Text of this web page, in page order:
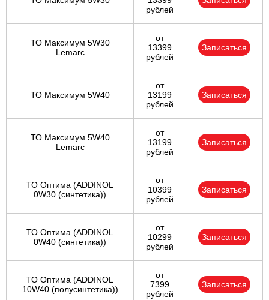
рублей
ТО Максимум 5W30
Lemarc
от
13399
рублей
Записаться
ТО Максимум 5W40
от
13199
рублей
Записаться
ТО Максимум 5W40
Lemarc
от
13199
рублей
Записаться
ТО Оптима (ADDINOL
0W30 (синтетика))
от
10399
рублей
Записаться
ТО Оптима (ADDINOL
0W40 (синтетика))
от
10299
рублей
Записаться
ТО Оптима (ADDINOL
10W40 (полусинтетика))
от
7399
рублей
Записаться